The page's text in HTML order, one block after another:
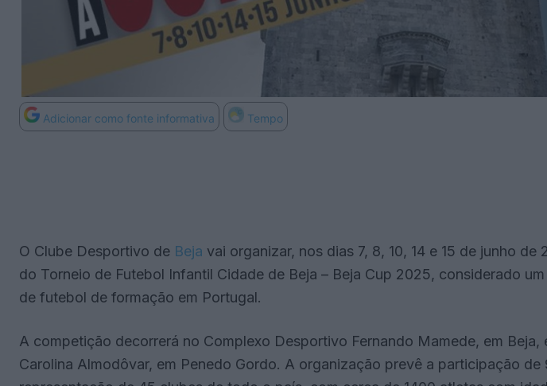
Adicionar como fonte informativa Tempo
O Clube Desportivo de Beja vai organizar, nos dias 7, 8, 10, 14 e 15 de junho
do Torneio de Futebol Infantil Cidade de Beja – Beja Cup 2025, considerado
de futebol de formação em Portugal.
A competição decorrerá no Complexo Desportivo Fernando Mamede, em Beja,
Carolina Almodôvar, em Penedo Gordo. A organização prevê a participação de